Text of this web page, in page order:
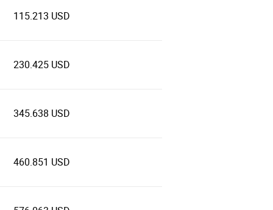
115.213 USD
230.425 USD
345.638 USD
460.851 USD